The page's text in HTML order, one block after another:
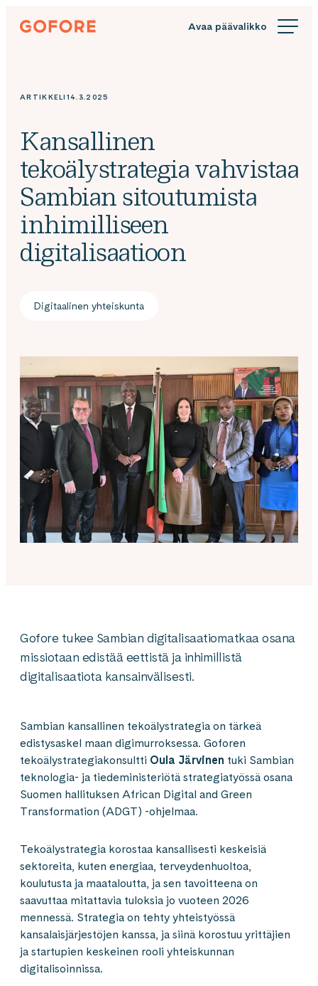
Siirry
suoraan
Gofore
knowledge
ARTIKKELI 14.3.2025
Kansallinen
tekoälystrategia vahvistaa
Sambian sitoutumista
inhimilliseen
digitalisaatioon
Digitaalinen yhteiskunta
Gofore tukee Sambian digitalisaatiomatkaa osana
missiotaan edistää eettistä ja inhimillistä
digitalisaatiota kansainvälisesti.
Sambian kansallinen tekoälystrategia on tärkeä
edistysaskel maan digimurroksessa. Goforen
tekoälystrategiakonsultti Oula Järvinen tuki Sambian
teknologia- ja tiedeministeriötä strategiatyössä osana
Suomen hallituksen African Digital and Green
Transformation (ADGT) -ohjelmaa.
Tekoälystrategia korostaa kansallisesti keskeisiä
sektoreita, kuten energiaa, terveydenhuoltoa,
koulutusta ja maataloutta, ja sen tavoitteena on
saavuttaa mitattavia tuloksia jo vuoteen 2026
mennessä. Strategia on tehty yhteistyössä
kansalaisjärjestöjen kanssa, ja siinä korostuu yrittäjien
ja startupien keskeinen rooli yhteiskunnan
digitalisoinnissa.